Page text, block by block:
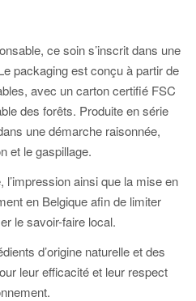
ce soin s’inscrit dans une
packaging est conçu à partir de
avec un carton certifié FSC
des forêts. Produite en série
une démarche raisonnée,
et le gaspillage.
ainsi que la mise en
en Belgique afin de limiter
le savoir-faire local.
d’origine naturelle et des
leur efficacité et leur respect